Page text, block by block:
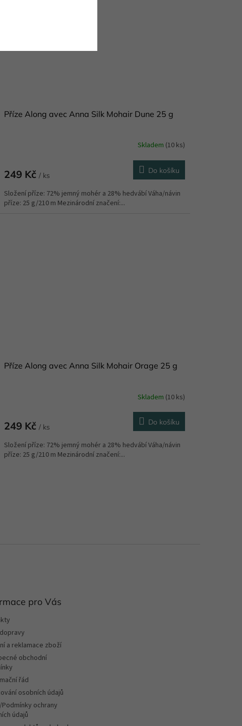
Příze Along avec Anna Silk Mohair Dune 25 g
Skladem (10 ks)
249 Kč / ks
Do košíku
Složení příze: 72% jemný mohér a 28% hedvábí Váha/návin
příze: 25 g/210 m Mezinárodní značení:...
Příze Along avec Anna Silk Mohair Orage 25 g
Skladem (10 ks)
249 Kč / ks
Do košíku
Složení příze: 72% jemný mohér a 28% hedvábí Váha/návin
příze: 25 g/210 m Mezinárodní značení:...
pro Vás
a reklamace zboží
obchodní
řád
osobních údajů
Podmínky ochrany
údajů